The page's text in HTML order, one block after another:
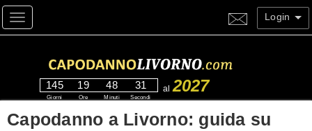
Toggle navigation Login
145
Giorni
19
Ore
48
Minuti
29
Secondi
al 2027
Capodanno a Livorno: guida su